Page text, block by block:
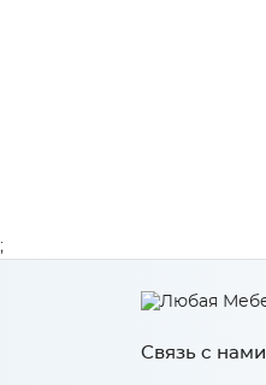
Связь с нами
;